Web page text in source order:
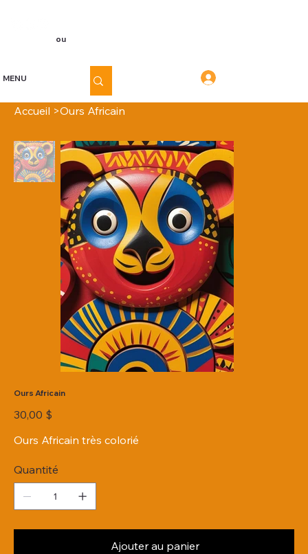
ou
MENU
Accueil >Ours Africain
Ours Africain
Prix
30,00 $
Ours Africain très colorié
Quantité
Ajouter au panier